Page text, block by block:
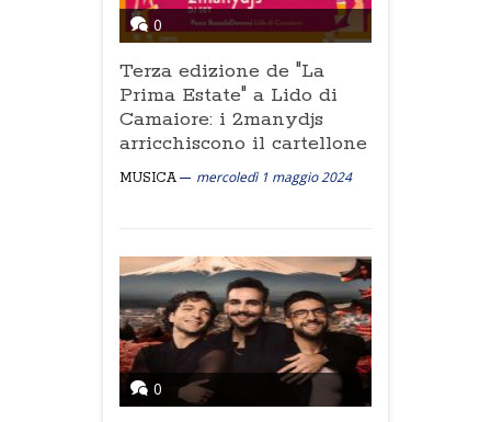
0
Terza edizione de "La
Prima Estate" a Lido di
Camaiore: i 2manydjs
arricchiscono il cartellone
MUSICA mercoledì 1 maggio 2024
0